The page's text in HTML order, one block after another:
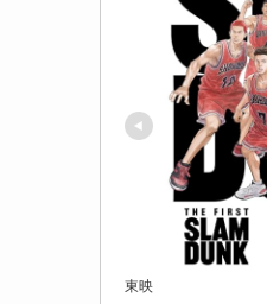
東映